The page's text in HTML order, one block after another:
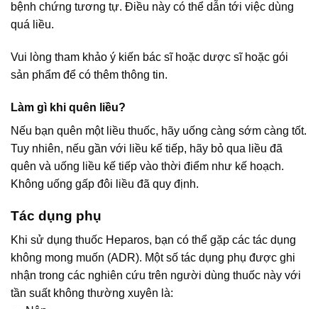
bệnh chứng tương tự. Điều này có thể dẫn tới việc dùng
quá liều.
Vui lòng tham khảo ý kiến bác sĩ hoặc dược sĩ hoặc gói
sản phẩm để có thêm thông tin.
Làm gì khi quên liều?
Nếu bạn quên một liều thuốc, hãy uống càng sớm càng tốt.
Tuy nhiên, nếu gần với liều kế tiếp, hãy bỏ qua liều đã
quên và uống liều kế tiếp vào thời điểm như kế hoạch.
Không uống gấp đôi liều đã quy định.
Tác dụng phụ
Khi sử dụng thuốc Heparos, bạn có thể gặp các tác dụng
không mong muốn (ADR). Một số tác dụng phụ được ghi
nhận trong các nghiên cứu trên người dùng thuốc này với
tần suất không thường xuyên là: